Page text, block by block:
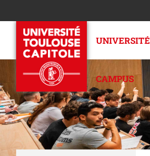
UNIVERSITÉ
CAMPUS